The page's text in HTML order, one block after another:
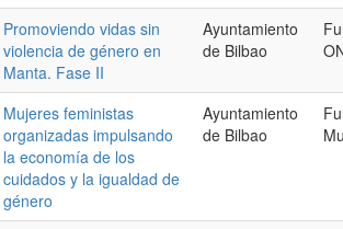
Promoviendo vidas sin
violencia de género en
Manta. Fase II
Ayuntamiento
de Bilbao
Mujeres feministas
organizadas impulsando
la economía de los
cuidados y la igualdad de
género
Ayuntamiento
de Bilbao